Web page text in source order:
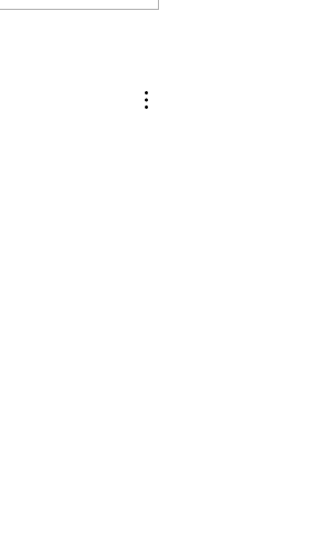
estatal “Territorios de